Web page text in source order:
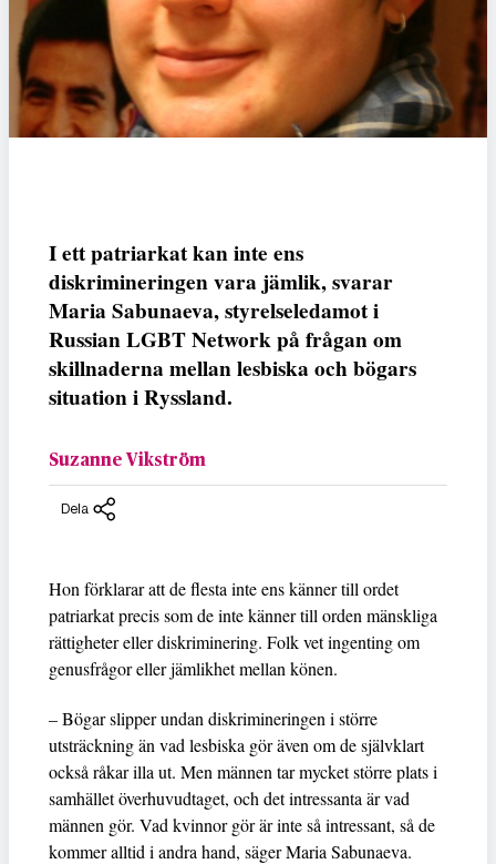
I ett patriarkat kan inte ens
diskrimineringen vara jämlik, svarar
Maria Sabunaeva, styrelseledamot i
Russian LGBT Network på frågan om
skillnaderna mellan lesbiska och bögars
situation i Ryssland.
Suzanne Vikström
Dela
Hon förklarar att de flesta inte ens känner till ordet
patriarkat precis som de inte känner till orden mänskliga
rättigheter eller diskriminering. Folk vet ingenting om
genusfrågor eller jämlikhet mellan könen.
– Bögar slipper undan diskrimineringen i större
utsträckning än vad lesbiska gör även om de självklart
också råkar illa ut. Men männen tar mycket större plats i
samhället överhuvudtaget, och det intressanta är vad
männen gör. Vad kvinnor gör är inte så intressant, så de
kommer alltid i andra hand, säger Maria Sabunaeva.